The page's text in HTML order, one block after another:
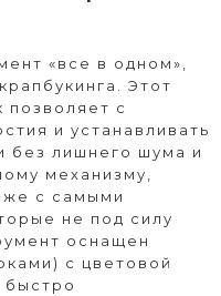
«все в одном»,
Этот
с
и устанавливать
без лишнего шума и
механизму,
с самыми
не под силу
оснащен
с цветовой
быстро